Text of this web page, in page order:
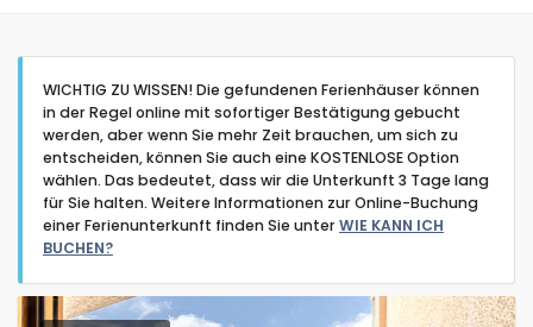
Art der Unterkunft
Personen
WICHTIG ZU WISSEN! Die gefundenen Ferienhäuser können
in der Regel online mit sofortiger Bestätigung gebucht
werden, aber wenn Sie mehr Zeit brauchen, um sich zu
entscheiden, können Sie auch eine KOSTENLOSE Option
wählen. Das bedeutet, dass wir die Unterkunft 3 Tage lang
für Sie halten. Weitere Informationen zur Online-Buchung
einer Ferienunterkunft finden Sie unterWIE KANN ICH
BUCHEN?